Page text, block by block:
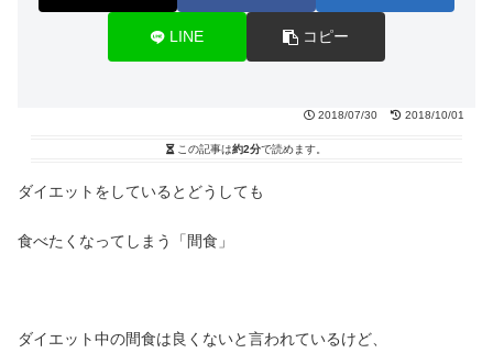
LINE コピー
2018/07/30 2018/10/01
この記事は約2分で読めます。
ダイエットをしているとどうしても
食べたくなってしまう「間食」
ダイエット中の間食は良くないと言われているけど、